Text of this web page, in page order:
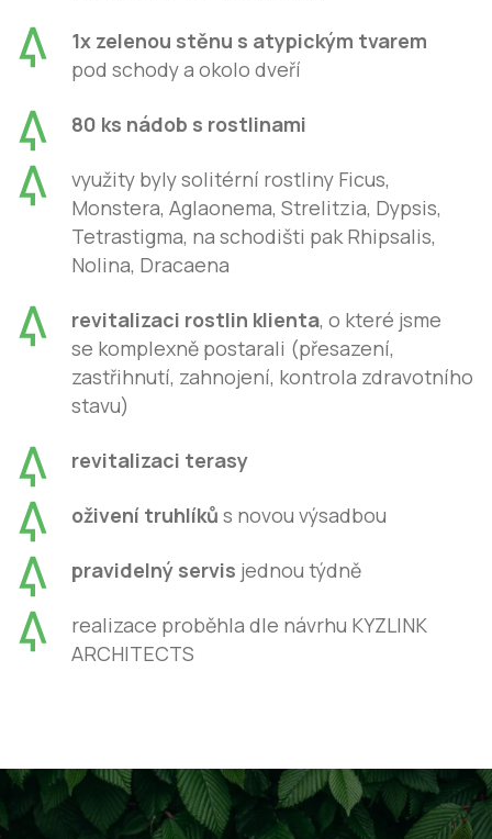
1x zelenou stěnu s atypickým tvarem
pod schody a okolo dveří
80 ks nádob s rostlinami
využity byly solitérní rostliny Ficus,
Monstera, Aglaonema, Strelitzia, Dypsis,
Tetrastigma, na schodišti pak Rhipsalis,
Nolina, Dracaena
revitalizaci rostlin klienta, o které jsme
se komplexně postarali (přesazení,
zastřihnutí, zahnojení, kontrola zdravotního
stavu)
revitalizaci terasy
oživení truhlíků s novou výsadbou
pravidelný servis jednou týdně
realizace proběhla dle návrhu KYZLINK
ARCHITECTS